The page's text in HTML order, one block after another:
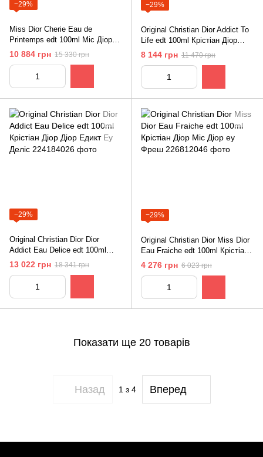
−29%
Miss Dior Cherie Eau de
Printemps edt 100ml Міс Діор
Шері Де Еу Принтемпс
10 884 грн 15 330 грн
−29%
Original Christian Dior Addict To
Life edt 100ml Крістіан Діор
Едикт ту Лайф
8 144 грн 11 470 грн
−29%
Original Christian Dior Dior
Addict Eau Delice edt 100ml
Крістіан Діор Діор Едикт Еу
13 022 грн 18 341 грн
−29%
Original Christian Dior Miss Dior
Eau Fraiche edt 100ml Крістіан
Діор Міс Діор еу Фреш
4 276 грн 6 023 грн
Показати ще 20 товарів
Назад 1з 4 Вперед